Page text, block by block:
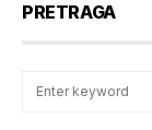
PRETRAGA